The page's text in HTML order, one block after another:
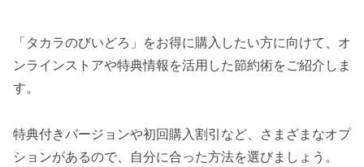
「タカラのびいどろ」をお得に購入したい方に向けて、オ
ンラインストアや特典情報を活用した節約術をご紹介しま
す。
特典付きバージョンや初回購入割引など、さまざまなオプ
ションがあるので、自分に合った方法を選びましょう。